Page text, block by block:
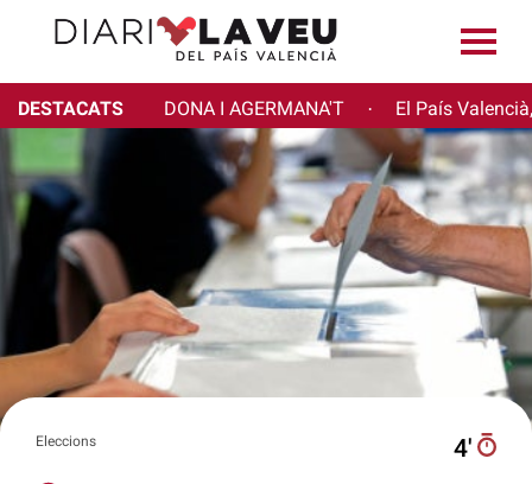
DESTACATS DONA I AGERMANA'T · El País
Eleccions 4′